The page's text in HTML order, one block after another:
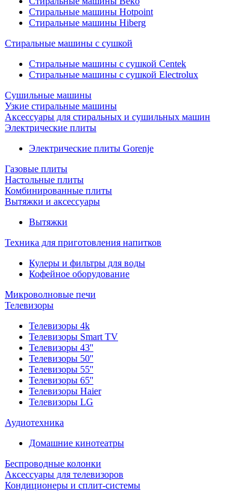
Стиральные машины Hotpoint
Стиральные машины Hiberg
Стиральные машины с сушкой
Стиральные машины с сушкой Centek
Стиральные машины с сушкой Electrolux
Сушильные машины
Узкие стиральные машины
Аксессуары для стиральных и сушильных машин
Электрические плиты
Электрические плиты Gorenje
Газовые плиты
Настольные плиты
Комбинированные плиты
Вытяжки и аксессуары
Вытяжки
Техника для приготовления напитков
Кулеры и фильтры для воды
Кофейное оборудование
Микроволновые печи
Телевизоры
Телевизоры 4k
Телевизоры Smart TV
Телевизоры 43''
Телевизоры 50''
Телевизоры 55''
Телевизоры 65''
Телевизоры Haier
Телевизоры LG
Аудиотехника
Домашние кинотеатры
Беспроводные колонки
Аксессуары для телевизоров
Кондиционеры и сплит-системы